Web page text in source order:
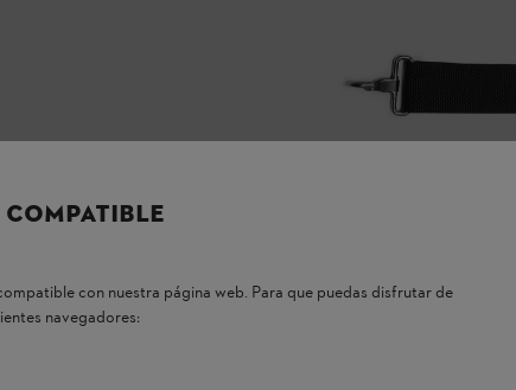
con nuestra página web. Para que puedas disfrutar de
navegadores: